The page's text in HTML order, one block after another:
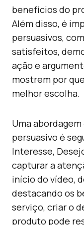
benefícios do
Além disso, é
persuasivos,
satisfeitos,
ação e
mostrem por
melhor escolha.
Uma
persuasivo é
Interesse,
capturar a
início do vídeo,
destacando os
serviço, criar o
produto pode